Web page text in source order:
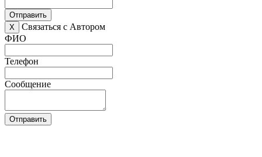
Отправить
X
Связаться с Автором
ФИО
Телефон
Сообщение
Отправить